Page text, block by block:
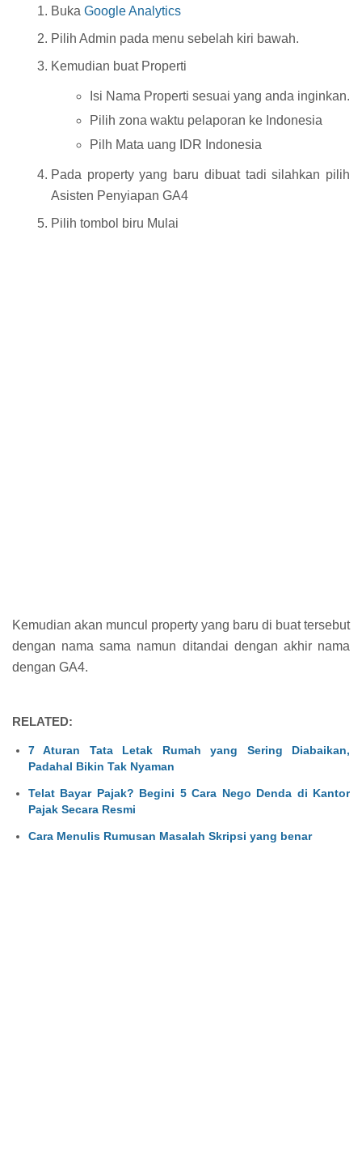
Buka Google Analytics
Pilih Admin pada menu sebelah kiri bawah.
Kemudian buat Properti
Isi Nama Properti sesuai yang anda inginkan.
Pilih zona waktu pelaporan ke Indonesia
Pilh Mata uang IDR Indonesia
Pada property yang baru dibuat tadi silahkan pilih
Asisten Penyiapan GA4
Pilih tombol biru Mulai
Kemudian akan muncul property yang baru di buat tersebut
dengan nama sama namun ditandai dengan akhir nama
dengan GA4.
RELATED:
7 Aturan Tata Letak Rumah yang Sering Diabaikan,
Padahal Bikin Tak Nyaman
Telat Bayar Pajak? Begini 5 Cara Nego Denda di Kantor
Pajak Secara Resmi
Cara Menulis Rumusan Masalah Skripsi yang benar